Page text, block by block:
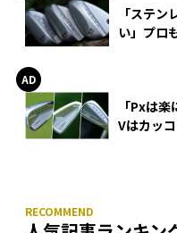
「ステ
い」プロ
「Pxは
Vはカッ